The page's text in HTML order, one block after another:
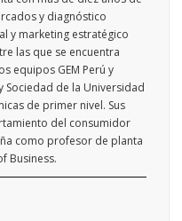
y diagnóstico
y marketing estratégico
las que se encuentra
equipos GEM Perú y
Sociedad de la Universidad
de primer nivel. Sus
del consumidor
como profesor de planta
Business.